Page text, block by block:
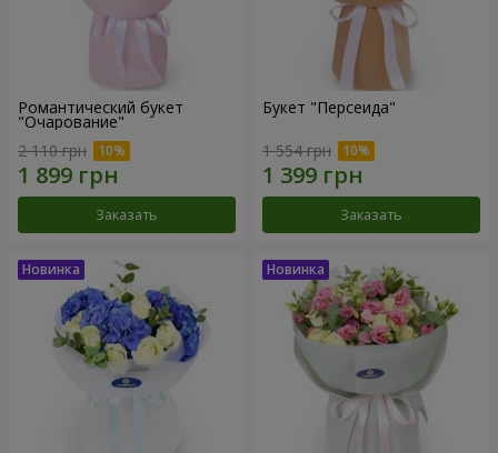
Романтический букет
"Очарование"
2 110 грн
Заказать
Букет "Персеида"
1 554 грн
Заказать